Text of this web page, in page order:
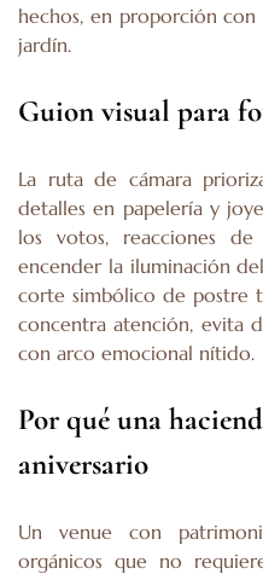
hechos, en proporción
jardín.
Guion visual para
La ruta de cámara
detalles en papelería y
los votos, reacciones
encender la iluminación
corte simbólico de postre
concentra atención, evita
con arco emocional nítido.
Por qué una
aniversario
Un venue con
orgánicos que no